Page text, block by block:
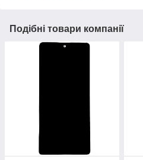
Подібні товари компанії